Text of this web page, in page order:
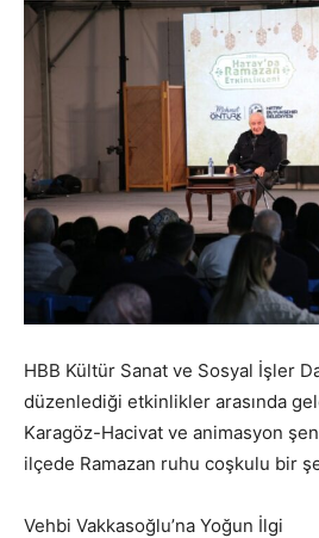
HBB Kültür Sanat ve Sosyal İşler
düzenlediği etkinlikler arasında
Karagöz-Hacivat ve animasyon
ilçede Ramazan ruhu coşkulu bir
Vehbi Vakkasoğlu’na Yoğun İlgi